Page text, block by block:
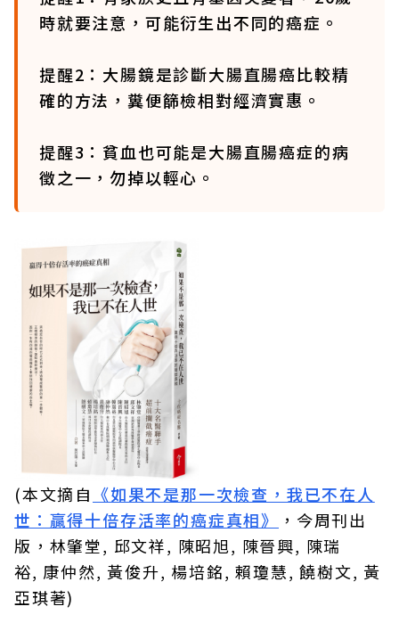
時就要注意，可能衍生出不同的癌症。
提醒2：大腸鏡是診斷大腸直腸癌比較精
確的方法，糞便篩檢相對經濟實惠。
提醒3：貧血也可能是大腸直腸癌症的病
徵之一，勿掉以輕心。
(本文摘自 《如果不是那一次檢查，我已不在人
世：贏得十倍存活率的癌症真相》
，今周刊出
版，林肇堂, 邱文祥, 陳昭旭, 陳晉興, 陳瑞
裕, 康仲然, 黃俊升, 楊培銘, 賴瓊慧, 饒樹文, 黃
亞琪著)